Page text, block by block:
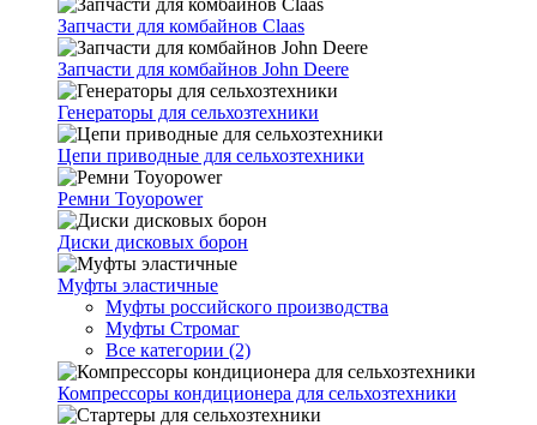
Запчасти для комбайнов Claas
Запчасти для комбайнов John Deere
Генераторы для сельхозтехники
Цепи приводные для сельхозтехники
Ремни Toyopower
Диски дисковых борон
Муфты эластичные
Муфты российского производства
Муфты Стромаг
Все категории (2)
Компрессоры кондиционера для сельхозтехники